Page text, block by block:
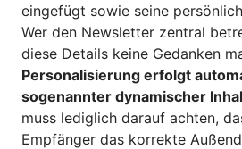
eingefügt sowie seine
Wer den Newsletter zentral
diese Details keine Gedanken
Personalisierung erfolgt
sogenannter dynamischer
muss lediglich darauf achten,
Empfänger das korrekte